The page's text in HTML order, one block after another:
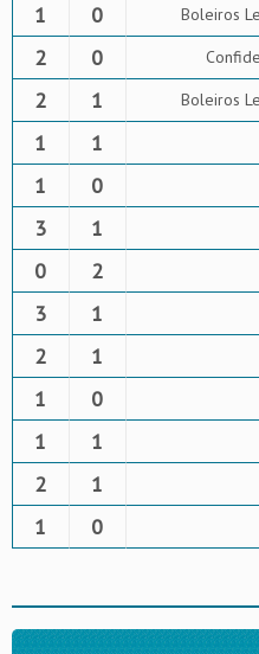
1 0 Boleiros
2 0
2 1 Boleiros
1 1
1 0
3 1
0 2
3 1
2 1
1 0
1 1
2 1
1 0